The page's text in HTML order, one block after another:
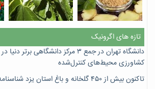
تازه های اگرونیک
دانشگاه تهران در جمع ۳ مرکز دانشگاهی
کشاورزی محیط‌های کنترل‌شده
تاکنون بیش از ۴۵۰ گلخانه و باغ استان یزد شناسنامه‌دار شده‌اند